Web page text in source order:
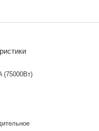
(75000Вт)